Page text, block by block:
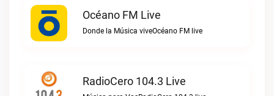
Océano FM Live
Donde la Música viveOcéano FM live
RadioCero 104.3 Live